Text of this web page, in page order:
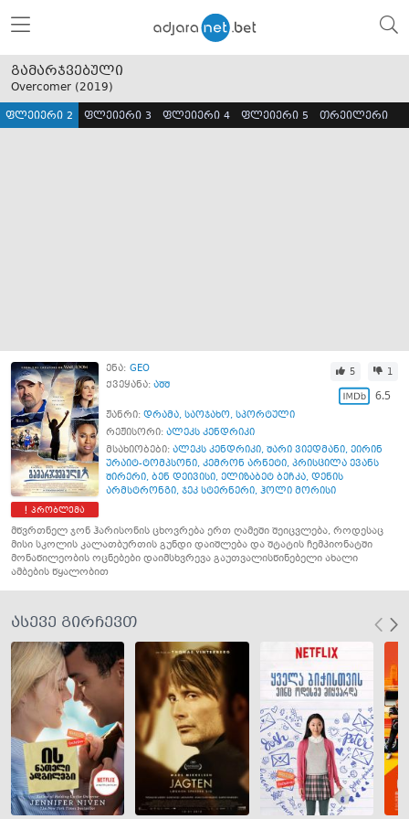
გამარჯვებული
Overcomer (2019)
ფლეიერი 2 ფლეიერი 3 ფლეიერი 4 ფლეიერი 5 თრეილერი
პრობლემა
ენა: GEO
ქვეყანა: აშშ
5 1
6.5
ჟანრი: დრამა, საოჯახო, სპორტული
რეჟისორი: ალეკს კენდრიკი
მსახიობები: ალეკს კენდრიკი, შარი ვიედმანი, ეირინ
ურაიტ-ტომპსონი, კემრონ არნეტი, პრისცილა ევანს
შირერი, ბენ დეივისი, ელიზაბეტ ბეჩკა, დენის
არმსტრონგი, ჯეკ სტერნერი, ჰოლი მორისი
მწვრთნელ ჯონ ჰარისონის ცხოვრება ერთ ღამეში შეიცვლება, როდესაც
მისი სკოლის კალათბურთის გუნდი დაიშლება და შტატის ჩემპიონატში
მონაწილეობის ოცნებები დაიმსხვრევა გაუთვალისწინებელი ახალი
ამბების წყალობით
ასევე გირჩევთ